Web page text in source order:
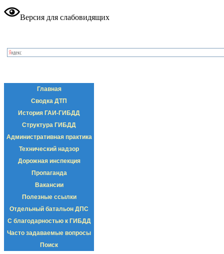
Версия для слабовидящих
Главная
Сводка ДТП
История ГАИ-ГИБДД
Структура ГИБДД
Административная практика
Технический надзор
Дорожная инспекция
Пропаганда
Вакансии
Полезные ссылки
Отдельный батальон ДПС
С благодарностью к ГИБДД
Часто задаваемые вопросы
Поиск